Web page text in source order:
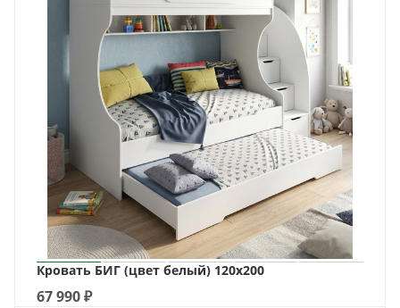
Кровать БИГ (цвет белый) 120х200
67 990₽